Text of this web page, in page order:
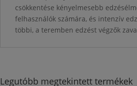
csökkentése kényelmesebb
felhasználók számára, és intenzív
többi, a teremben edzést végzők
Legutóbb megtekintett termékek